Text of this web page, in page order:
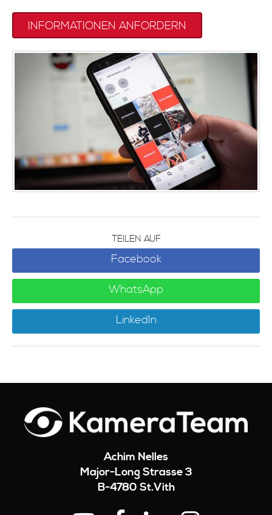
INFORMATIONEN ANFORDERN
TEILEN AUF
Facebook
WhatsApp
LinkedIn
Achim Nelles
Major-Long Strasse 3
B-4780 St.Vith